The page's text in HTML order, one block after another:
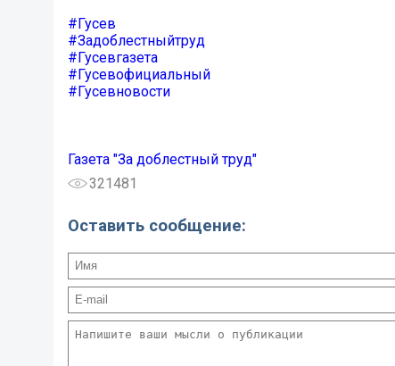
#Гусев
#Задоблестныйтруд
#Гусевгазета
#Гусевофициальный
#Гусевновости
Газета "За доблестный труд"
321481
Оставить сообщение: